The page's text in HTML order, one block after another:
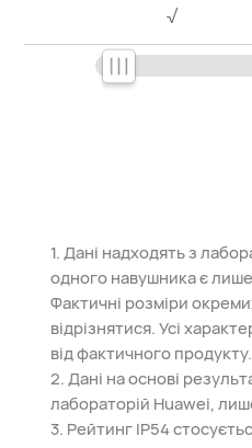
√
1. Дані надходять з
одного навушника є
Фактичні розміри
відрізнятися. Усі
від фактичного продукту.
2. Дані на основі
лабораторій Huawei,
3. Рейтинг IP54